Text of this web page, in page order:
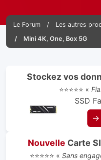
Le Forum
Les autres
Mini 4K, One, Box 5G
Stockez vos
⭐⭐⭐⭐⭐ «
SSD
→
Nouvelle Carte
⭐⭐⭐⭐⭐ « Sans